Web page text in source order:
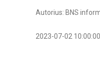
Autorius: BNS
2023-07-02 10:00:00